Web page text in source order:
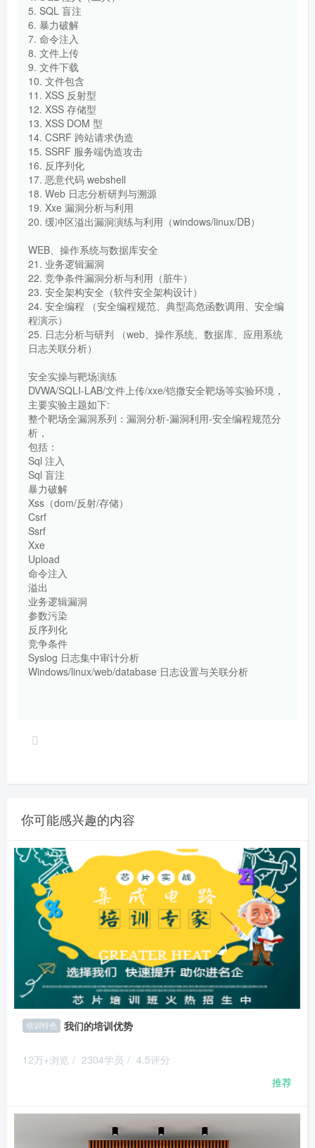
5. SQL 盲注
6. 暴力破解
7. 命令注入
8. 文件上传
9. 文件下载
10. 文件包含
11. XSS 反射型
12. XSS 存储型
13. XSS DOM 型
14. CSRF 跨站请求伪造
15. SSRF 服务端伪造攻击
16. 反序列化
17. 恶意代码 webshell
18. Web 日志分析研判与溯源
19. Xxe 漏洞分析与利用
20. 缓冲区溢出漏洞演练与利用（windows/linux/DB）
WEB、操作系统与数据库安全
21. 业务逻辑漏洞
22. 竞争条件漏洞分析与利用（脏牛）
23. 安全架构安全（软件安全架构设计）
24. 安全编程 （安全编程规范、典型高危函数调用、安全编
程演示）
25. 日志分析与研判 （web、操作系统、数据库、应用系统
日志关联分析）
安全实操与靶场演练
DVWA/SQLI-LAB/文件上传/xxe/铠撒安全靶场等实验环境，
主要实验主题如下:
整个靶场全漏洞系列：漏洞分析-漏洞利用-安全编程规范分
析，
包括：
Sql 注入
Sql 盲注
暴力破解
Xss（dom/反射/存储）
Csrf
Ssrf
Xxe
Upload
命令注入
溢出
业务逻辑漏洞
参数污染
反序列化
竞争条件
Syslog 日志集中审计分析
Windows/linux/web/database 日志设置与关联分析
你可能感兴趣的内容
培训特色 我们的培训优势
12万+浏览 / 2304学员 / 4.5评分
推荐